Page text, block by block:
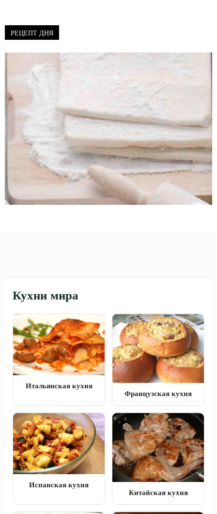
РЕЦЕПТ ДНЯ
Кухни мира
Итальянская кухня
Французская кухня
Испанская кухня
Китайская кухня